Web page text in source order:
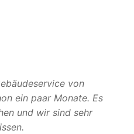
von
ein paar Monate. Es
und wir sind sehr